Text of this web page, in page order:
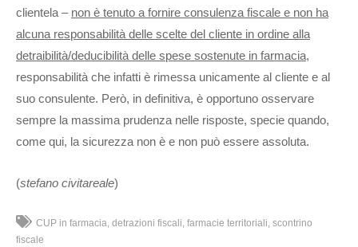
clientela – non è tenuto a fornire consulenza fiscale e non ha
alcuna responsabilità delle scelte del cliente in ordine alla
detraibilità/deducibilità delle spese sostenute in farmacia,
responsabilità che infatti è rimessa unicamente al cliente e al
suo consulente. Però, in definitiva, è opportuno osservare
sempre la massima prudenza nelle risposte, specie quando,
come qui, la sicurezza non è e non può essere assoluta.
(stefano civitareale)
CUP in farmacia detrazioni fiscali farmacie territoriali scontrino
fiscale